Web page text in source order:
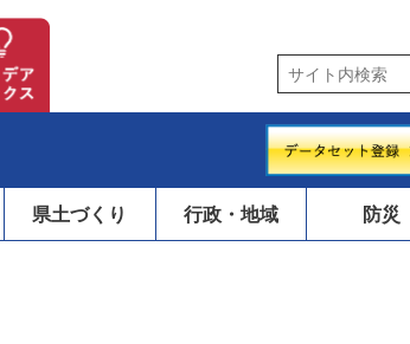
県土づくり 行政・地域 防災